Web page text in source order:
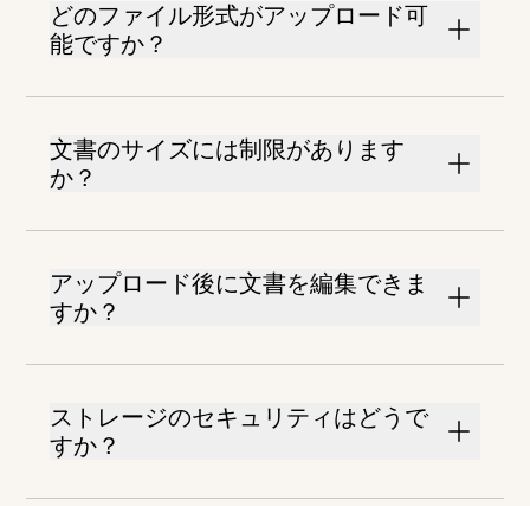
どのファイル形式がアップロード可
能ですか？
文書のサイズには制限があります
か？
アップロード後に文書を編集できま
すか？
ストレージのセキュリティはどうで
すか？